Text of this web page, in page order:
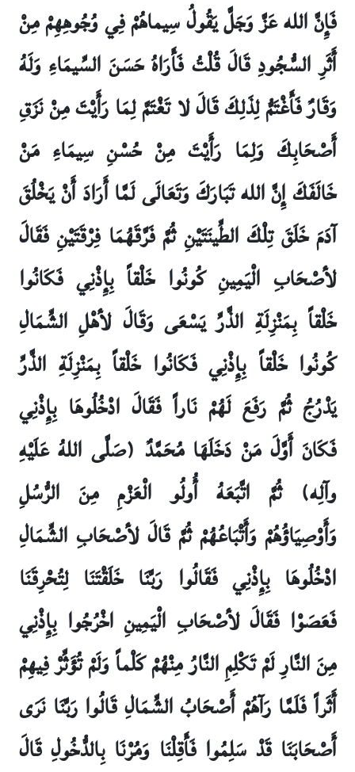
فَإِنَّ الله عَزَّ وَجَلَّ يَقُولُ سِيماهُمْ فِي وُجُوهِهِمْ مِنْ
أَثَرِ السُّجُودِ قَالَ قُلْتُ فَأَرَاهُ حَسَنَ السِّيمَاءِ وَلَهُ
وَقَارٌ فَأَغْتَمُّ لِذَلِكَ قَالَ لا تَغْتَمَّ لِمَا رَأَيْتَ مِنْ نَزَقِ
أَصْحَابِكَ وَلِمَا رَأَيْتَ مِنْ حُسْنِ سِيمَاءِ مَنْ
خَالَفَكَ إِنَّ الله تَبَارَكَ وَتَعَالَى لَمَّا أَرَادَ أَنْ يَخْلُقَ
آدَمَ خَلَقَ تِلْكَ الطِّينَتَيْنِ ثُمَّ فَرَّقَهُمَا فِرْقَتَيْنِ فَقَالَ
لأصْحَابِ الْيَمِينِ كُونُوا خَلْقاً بِإِذْنِي فَكَانُوا
خَلْقاً بِمَنْزِلَةِ الذَّرِّ يَسْعَى وَقَالَ لأهْلِ الشِّمَالِ
كُونُوا خَلْقاً بِإِذْنِي فَكَانُوا خَلْقاً بِمَنْزِلَةِ الذَّرِّ
يَدْرُجُ ثُمَّ رَفَعَ لَهُمْ نَاراً فَقَالَ ادْخُلُوهَا بِإِذْنِي
فَكَانَ أَوَّلَ مَنْ دَخَلَهَا مُحَمَّدٌ (صَلَّى اللهُ عَلَيْهِ
وآلِه) ثُمَّ اتَّبَعَهُ أُولُو الْعَزْمِ مِنَ الرُّسُلِ
وَأَوْصِيَاؤُهُمْ وَأَتْبَاعُهُمْ ثُمَّ قَالَ لأصْحَابِ الشِّمَالِ
ادْخُلُوهَا بِإِذْنِي فَقَالُوا رَبَّنَا خَلَقْتَنَا لِتُحْرِقَنَا
فَعَصَوْا فَقَالَ لأصْحَابِ الْيَمِينِ اخْرُجُوا بِإِذْنِي
مِنَ النَّارِ لَمْ تَكْلِمِ النَّارُ مِنْهُمْ كَلْماً وَلَمْ تُؤَثِّرْ فِيهِمْ
أَثَراً فَلَمَّا رَآهُمْ أَصْحَابُ الشِّمَالِ قَالُوا رَبَّنَا نَرَى
أَصْحَابَنَا قَدْ سَلِمُوا فَأَقِلْنَا وَمُرْنَا بِالدُّخُولِ قَالَ